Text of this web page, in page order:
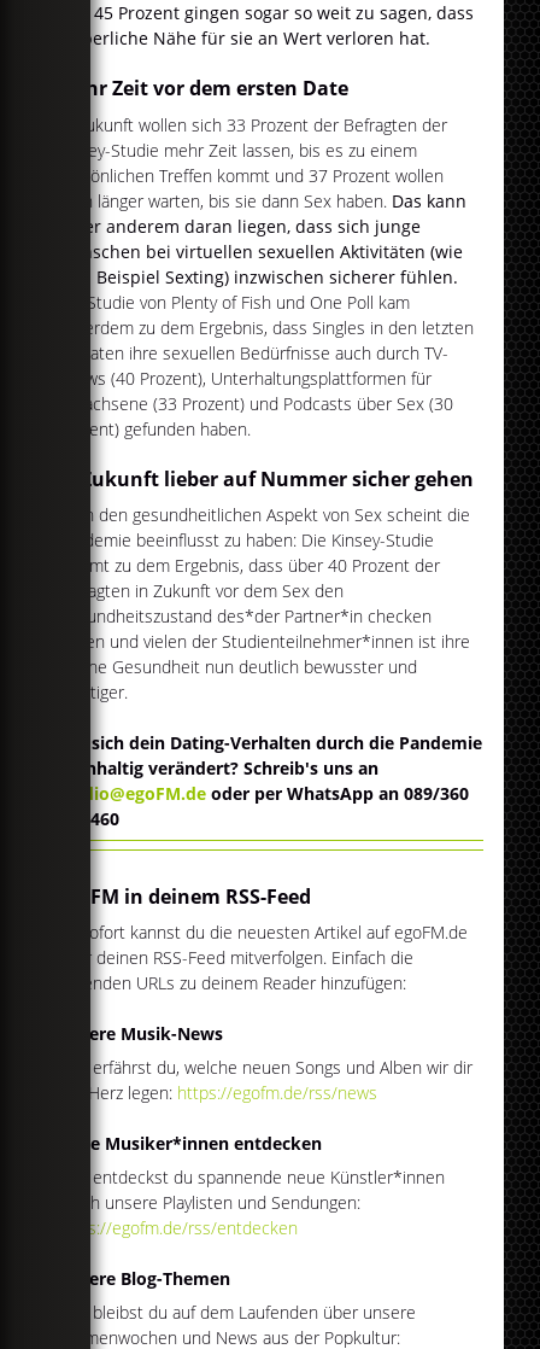
und 45 Prozent gingen sogar so weit zu sagen, dass
körperliche Nähe für sie an Wert verloren hat.
Mehr Zeit vor dem ersten Date
In Zukunft wollen sich 33 Prozent der Befragten der
Kinsey-Studie mehr Zeit lassen, bis es zu einem
persönlichen Treffen kommt und 37 Prozent wollen
auch länger warten, bis sie dann Sex haben. Das kann
unter anderem daran liegen, dass sich junge
Menschen bei virtuellen sexuellen Aktivitäten (wie
zum Beispiel Sexting) inzwischen sicherer fühlen.
Die Studie von Plenty of Fish und One Poll kam
außerdem zu dem Ergebnis, dass Singles in den letzten
Monaten ihre sexuellen Bedürfnisse auch durch TV-
Shows (40 Prozent), Unterhaltungsplattformen für
Erwachsene (33 Prozent) und Podcasts über Sex (30
Prozent) gefunden haben.
In Zukunft lieber auf Nummer sicher gehen
Auch den gesundheitlichen Aspekt von Sex scheint die
Pandemie beeinflusst zu haben: Die Kinsey-Studie
kommt zu dem Ergebnis, dass über 40 Prozent der
Befragten in Zukunft vor dem Sex den
Gesundheitszustand des*der Partner*in checken
wollen und vielen der Studienteilnehmer*innen ist ihre
eigene Gesundheit nun deutlich bewusster und
wichtiger.
Hat sich dein Dating-Verhalten durch die Pandemie
nachhaltig verändert? Schreib's uns an
studio@egoFM.de oder per WhatsApp an 089/360
550 460
egoFM in deinem RSS-Feed
Ab sofort kannst du die neuesten Artikel auf egoFM.de
über deinen RSS-Feed mitverfolgen. Einfach die
folgenden URLs zu deinem Reader hinzufügen:
Unsere Musik-News
Hier erfährst du, welche neuen Songs und Alben wir dir
ans Herz legen: https://egofm.de/rss/news
Neue Musiker*innen entdecken
Hier entdeckst du spannende neue Künstler*innen
durch unsere Playlisten und Sendungen:
https://egofm.de/rss/entdecken
Unsere Blog-Themen
Hier bleibst du auf dem Laufenden über unsere
Themenwochen und News aus der Popkultur: